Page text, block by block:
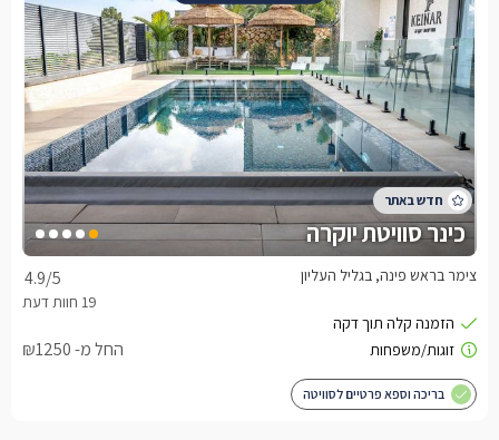
כינר סוויטת יוקרה
4.9/5 צימר בראש פינה, בגליל העליון
החל מ- ₪1250
בריכה וספא פרטיים לסוויטה